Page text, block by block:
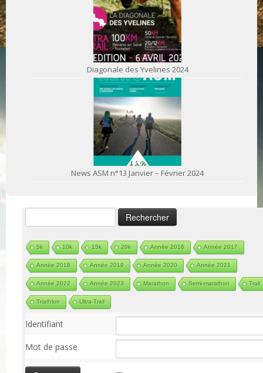
Diagonale des Yvelines 2024
News ASM n°13 Janvier – Février 2024
Rechercher :
5k 10k 15k 20k Année 2016 Année 2017
Année 2018 Année 2019 Année 2020 Année 2021
Année 2022 Année 2023 Marathon Semi-marathon Trail
Triathlon Ultra-Trail
Identifiant
Mot de passe